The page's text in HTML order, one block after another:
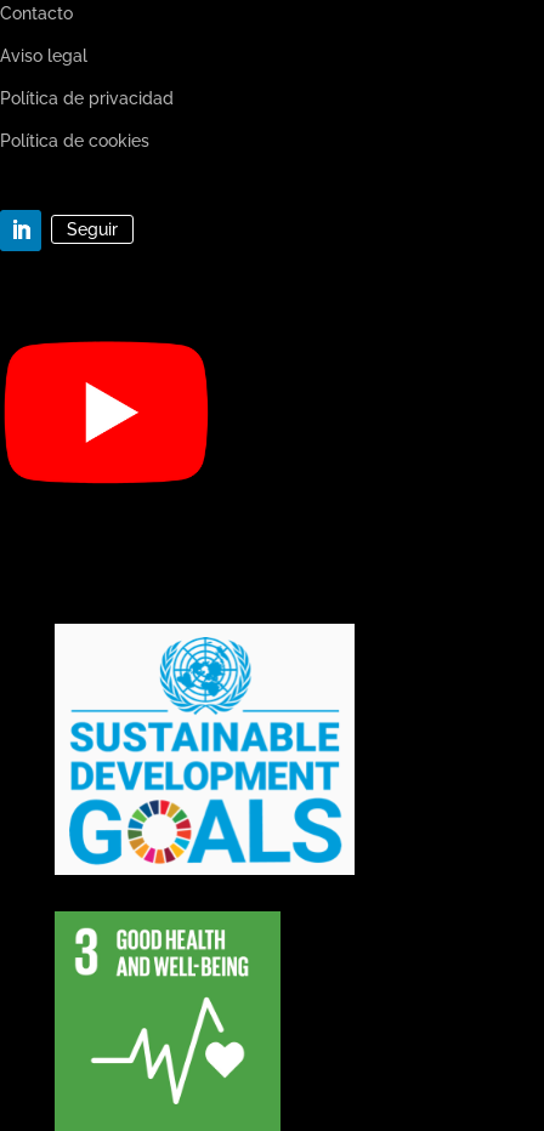
Contacto
Aviso legal
Política de privacidad
Política de cookies
Seguir